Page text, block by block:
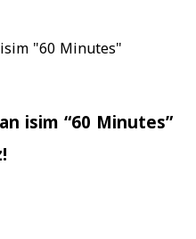
isim “60 Minutes”